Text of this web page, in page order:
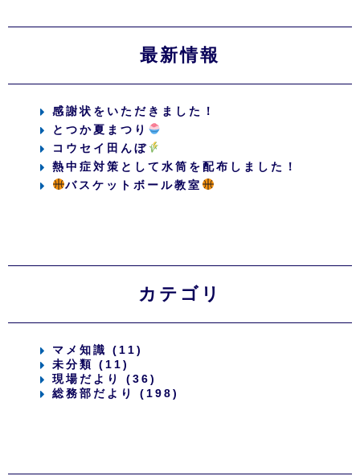
最新情報
感謝状をいただきました！
とつか夏まつり
コウセイ田んぼ
熱中症対策として水筒を配布しました！
バスケットボール教室
カテゴリ
マメ知識 (11)
未分類 (11)
現場だより (36)
総務部だより (198)